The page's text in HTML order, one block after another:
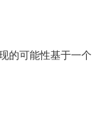
的可能性基于一个